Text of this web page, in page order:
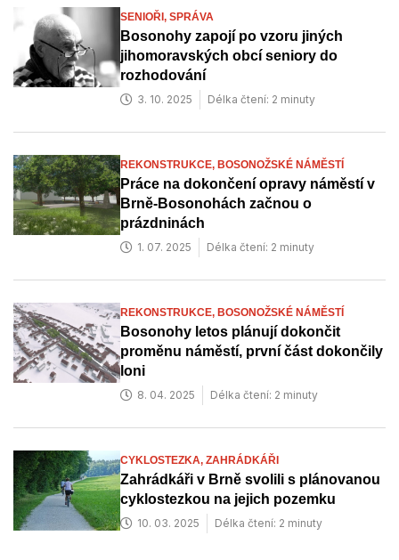
SENIOŘI, SPRÁVA
Bosonohy zapojí po vzoru jiných
jihomoravských obcí seniory do
rozhodování
3. 10. 2025 Délka čtení: 2 minuty
REKONSTRUKCE, BOSONOŽSKÉ NÁMĚSTÍ
Práce na dokončení opravy náměstí v
Brně-Bosonohách začnou o
prázdninách
1. 07. 2025 Délka čtení: 2 minuty
REKONSTRUKCE, BOSONOŽSKÉ NÁMĚSTÍ
Bosonohy letos plánují dokončit
proměnu náměstí, první část dokončily
loni
8. 04. 2025 Délka čtení: 2 minuty
CYKLOSTEZKA, ZAHRÁDKÁŘI
Zahrádkáři v Brně svolili s plánovanou
cyklostezkou na jejich pozemku
10. 03. 2025 Délka čtení: 2 minuty